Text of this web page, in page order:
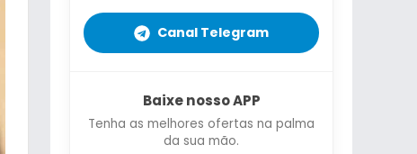
Canal Telegram
Baixe nosso APP
Tenha as melhores ofertas na palma
da sua mão.